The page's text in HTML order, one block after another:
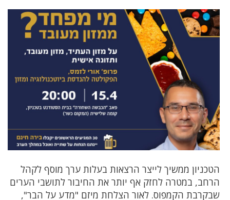
הטכניון ממשיך לייצר הרצאות בעלות ערך מוסף לקהל
הרחב, במטרה לחזק אף יותר את החיבור לתושבי הערים
שבקרבת הקמפוס. לאור הצלחת מיזם "מדע על הבר",